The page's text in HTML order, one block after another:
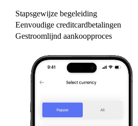
Stapsgewijze begeleiding
Eenvoudige creditcardbetalingen
Gestroomlijnd aankoopproces